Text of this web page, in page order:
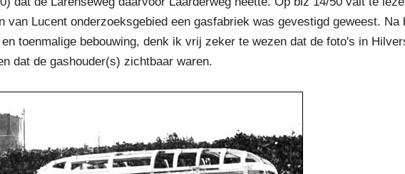
van Lucent onderzoeksgebied een gasfabriek was gevestigd geweest.
en toenmalige bebouwing, denk ik vrij zeker te wezen dat de foto's in
dat de gashouder(s) zichtbaar waren.